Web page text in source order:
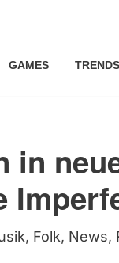
GAMES TRENDS
in
, Folk, News,